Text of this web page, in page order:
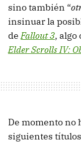
sino también “
insinuar la
deFallout 3, algo
Elder Scrolls IV:
De momento no
siguientes